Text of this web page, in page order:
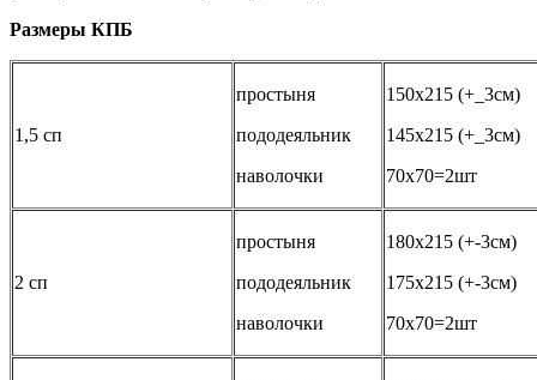
Размеры КПБ
1,5 сп
простыня
пододеяльник
наволочки
150х215 (+_3см)
145х215 (+_3см)
70х70=2шт
2 сп
простыня
пододеяльник
наволочки
180х215 (+-3см)
175х215 (+-3см)
70х70=2шт